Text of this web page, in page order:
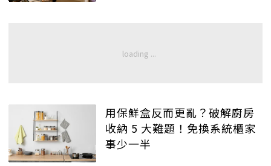
用保鮮盒反而更亂？破解廚房
收納 5 大難題！免換系統櫃家
事少一半